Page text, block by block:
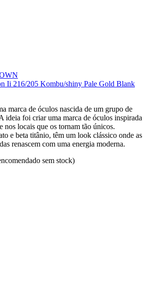
Ii 216/205 Kombu/shiny Pale Gold Blank
marca de óculos nascida de um grupo de
ideia foi criar uma marca de óculos inspirada
nos locais que os tornam tão únicos.
e beta titânio, têm um look clássico onde as
renascem com uma energia moderna.
sem stock)